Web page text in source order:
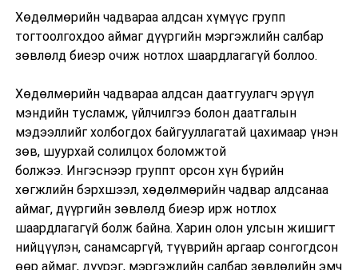
Хөдөлмөрийн чадвараа алдсан хүмүүс групп
тогтоолгохдоо аймаг дүүргийн мэргэжлийн салбар
зөвлөлд биеэр очиж нотлох шаардлагагүй боллоо.
Хөдөлмөрийн чадвараа алдсан даатгуулагч эрүүл
мэндийн тусламж, үйлчилгээ болон даатгалын
мэдээллийг холбогдох байгууллагатай цахимаар үнэн
зөв, шуурхай солилцох боломжтой
болжээ. Ингэснээр группт орсон хүн бүрийн
хөгжлийн бэрхшээл, хөдөлмөрийн чадвар алдсанаа
аймаг, дүүргийн зөвлөлд биеэр ирж нотлох
шаардлагагүй болж байна. Харин олон улсын жишигт
нийцүүлэн, санамсаргүй, түүврийн аргаар сонгогдсон
өөр аймаг, дүүрэг, мэргэжлийн салбар зөвлөлийн эмч